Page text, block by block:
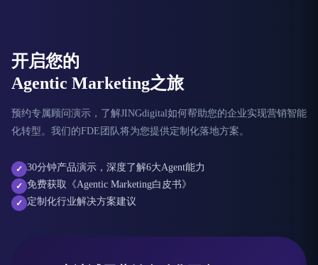
开启您的
Agentic Marketing之旅
预约专属顾问演示，了解JINGdigital如何帮助您的企业实现营销智能
化转型。我们的FDE团队将为您提供定制化落地方案。
✓ 30分钟产品演示，深度了解6大Agent能力
✓ 免费获取《Agentic Marketing白皮书》
✓ 定制化行业解决方案建议